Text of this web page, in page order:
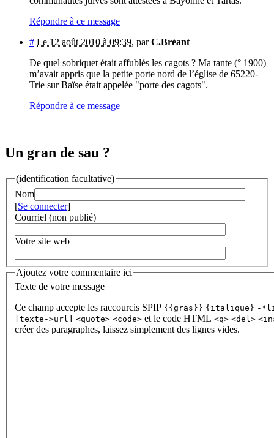
Répondre à ce message
# Le 12 août 2010 à 09:39, parC.Bréant
De quel sobriquet était affublés les cagots ? Ma tante (° 1900)
m’avait appris que la petite porte nord de l’église de 65220-
Trie sur Baïse était appelée "porte des cagots".
Répondre à ce message
Un gran de sau ?
(identification facultative)
Nom
[Se connecter]
Courriel (non publié)
Votre site web
Ajoutez votre commentaire ici
Texte de votre message
Ce champ accepte les raccourcis SPIP {{gras}} {italique} -
[texte->url]
<quote> <code> et le code HTML <q> <del>
créer des paragraphes, laissez simplement des lignes vides.